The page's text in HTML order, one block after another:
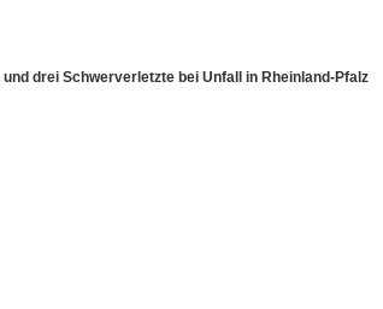
und drei Schwerverletzte bei Unfall in Rheinland-Pfalz